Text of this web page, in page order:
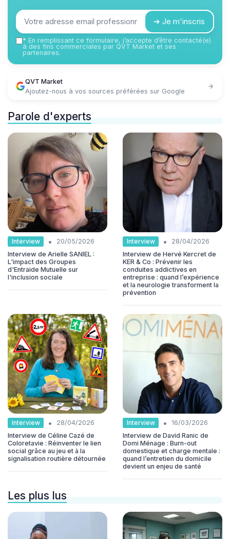
➔ Je m'inscris
* En remplissant ce formulaire, j’accepte d’être contacté(e)
à des fins commerciales par QVT Market et ses
partenaires.
QVT Market
Ajoutez-nous à vos sources préférées sur Google
Parole d'experts
Interview •
20/05/2026
Interview de Arielle SANIEL :
L'impact des Groupes
d'Entraide Mutuelle sur
l'inclusion sociale
Interview •
28/04/2026
Interview de Hervé Kercret de
KER & Co : Prévenir les
conduites addictives en
entreprise : quand l’expérience
et la neurologie transforment la
prévention
Interview •
28/04/2026
Interview de Céline Cazé de
Coloretavie : Réinventer le lien
social grâce au jeu et à la
signalisation routière détournée
Interview •
16/03/2026
Interview de David Ranic de
Domi Ménage : Burn-out
domestique et charge mentale :
quand l’entretien du domicile
devient un enjeu de santé
Les plus lus